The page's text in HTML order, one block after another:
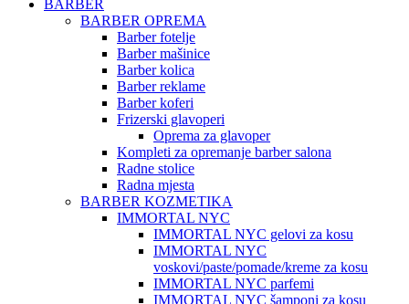
BARBER
BARBER OPREMA
Barber fotelje
Barber mašinice
Barber kolica
Barber reklame
Barber koferi
Frizerski glavoperi
Oprema za glavoper
Kompleti za opremanje barber salona
Radne stolice
Radna mjesta
BARBER KOZMETIKA
IMMORTAL NYC
IMMORTAL NYC gelovi za kosu
IMMORTAL NYC
voskovi/paste/pomade/kreme za kosu
IMMORTAL NYC parfemi
IMMORTAL NYC šamponi za kosu